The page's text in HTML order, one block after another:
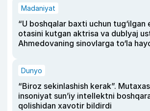
Madaniyat
“U boshqalar baxti uchun tug‘ilgan
otasini kutgan aktrisa va dublyaj
Ahmedovaning sinovlarga to‘la
Dunyo
“Biroz sekinlashish kerak”.
insoniyat sun’iy intellektni
qolishidan xavotir bildirdi